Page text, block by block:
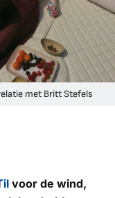
met Britt Stefels
voor de wind,